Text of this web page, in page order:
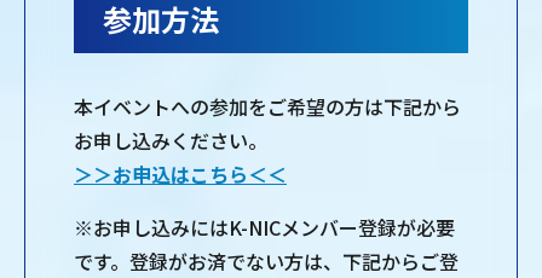
参加方法
本イベントへの参加をご希望の方は下記から
お申し込みください。
＞＞お申込はこちら＜＜
※お申し込みにはK-NICメンバー登録が必要
です。登録がお済でない方は、下記からご登